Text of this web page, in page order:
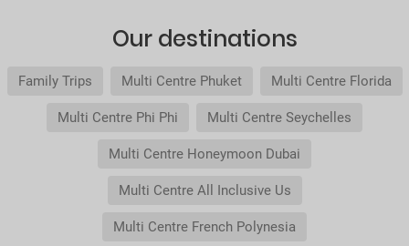
Our destinations
Family Trips Multi Centre Phuket Multi Centre Florida
Multi Centre Phi Phi Multi Centre Seychelles
Multi Centre Honeymoon Dubai
Multi Centre All Inclusive Us
Multi Centre French Polynesia